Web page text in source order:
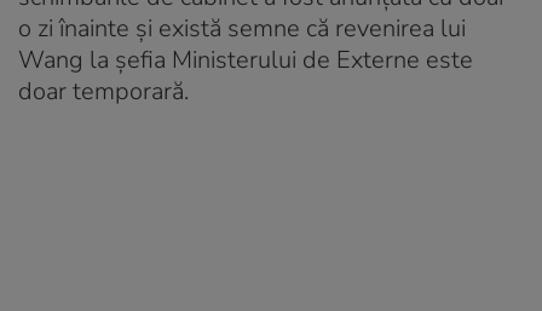
o zi înainte și există semne că revenirea lui
Wang la șefia Ministerului de Externe este
doar temporară.